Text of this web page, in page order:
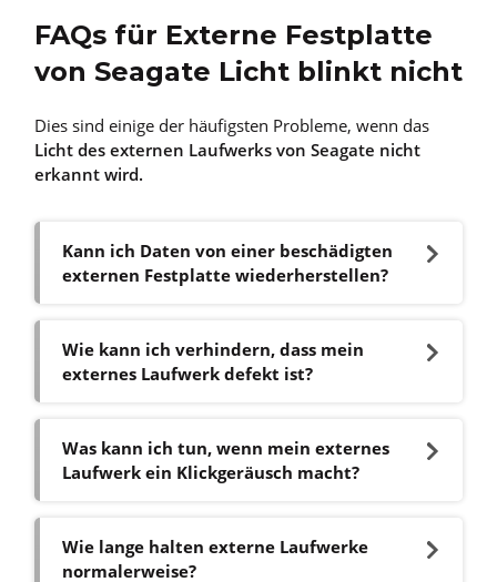
FAQs für Externe Festplatte
von Seagate Licht blinkt nicht
Dies sind einige der häufigsten Probleme, wenn das
Licht des externen Laufwerks von Seagate nicht
erkannt wird.
Kann ich Daten von einer beschädigten
externen Festplatte wiederherstellen?
Wie kann ich verhindern, dass mein
externes Laufwerk defekt ist?
Was kann ich tun, wenn mein externes
Laufwerk ein Klickgeräusch macht?
Wie lange halten externe Laufwerke
normalerweise?